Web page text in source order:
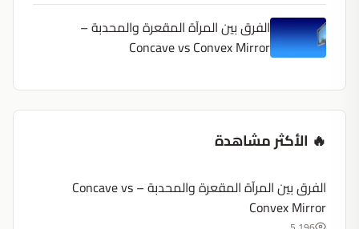
الفرق بين المرآة المقعرة والمحدبة –
Concave vs Convex Mirror
🔥 الأكثر مشاهدة
الفرق بين المرآة المقعرة والمحدبة – Concave vs
Convex Mirror